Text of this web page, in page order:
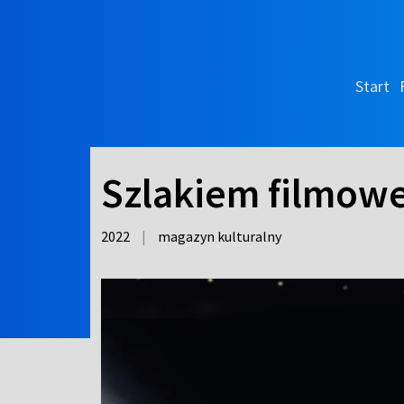
Start
Szlakiem
2022 | magazyn kulturalny